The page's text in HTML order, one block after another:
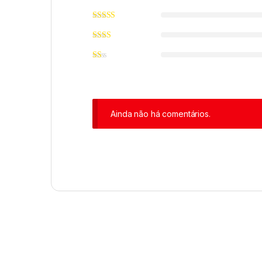
Ainda não há comentários.